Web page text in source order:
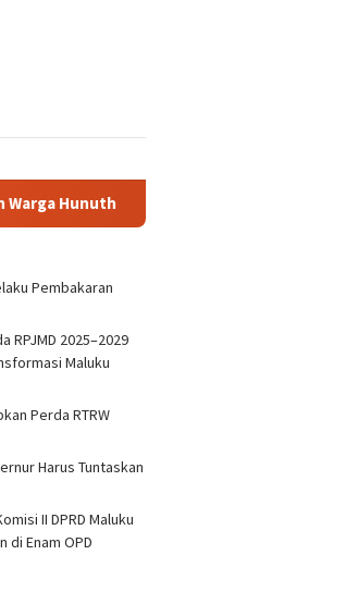
Antikorupsi Jangan
Pembakaran
RPJMD 2025–2029
Maluku
Perda RTRW
Harus Tuntaskan
II DPRD Maluku
di Enam OPD